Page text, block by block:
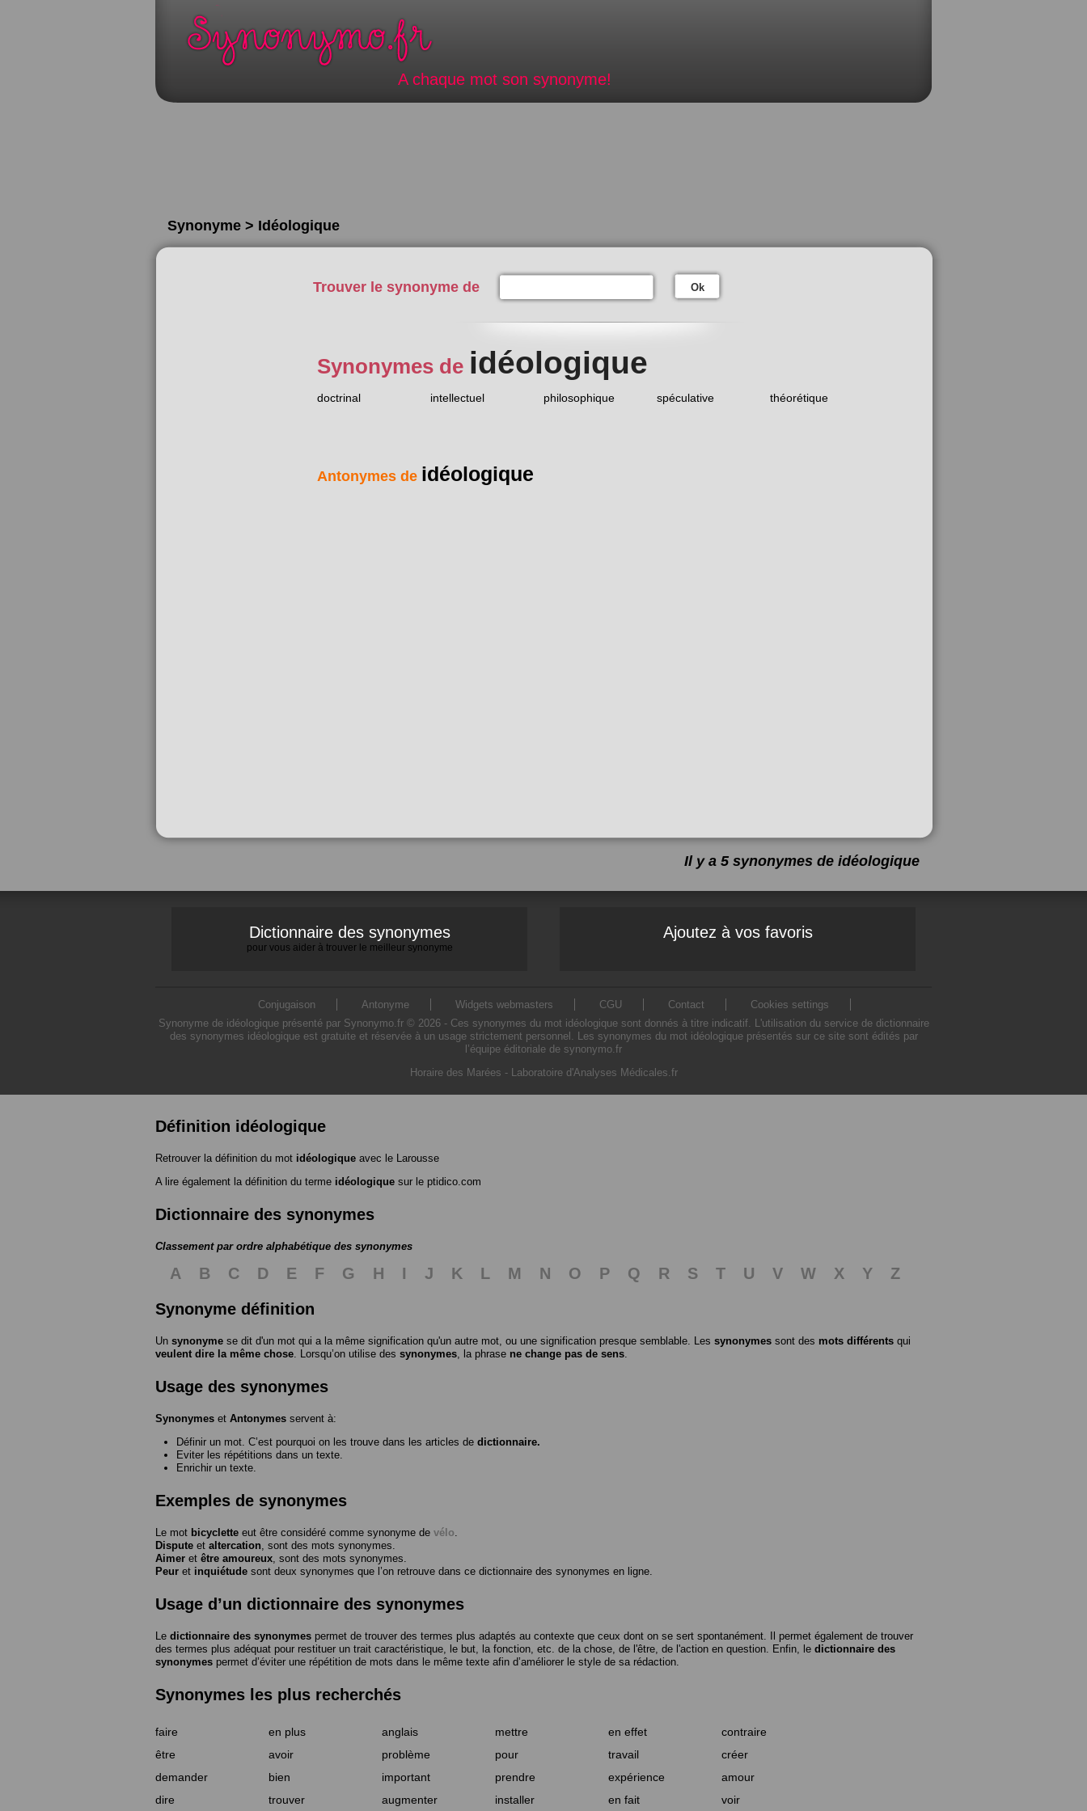
A chaque mot son synonyme!
Synonyme > Idéologique
Trouver le synonyme de Ok
Synonymes de idéologique
doctrinal intellectuel philosophique spéculative théorétique
Antonymes de idéologique
Il y a 5 synonymes de idéologique
Dictionnaire des synonymes
pour vous aider à trouver le meilleur synonyme
Ajoutez à vos favoris
Conjugaison Antonyme Widgets webmasters CGU Contact
Cookies settings
Synonyme de idéologique présenté par Synonymo.fr © 2026 - Ces synonymes du mot idéologique sont donnés à titre indicatif. L'utilisation du service de dictionnaire
des synonymes idéologique est gratuite et réservée à un usage strictement personnel. Les synonymes du mot idéologique présentés sur ce site sont édités par
l’équipe éditoriale de synonymo.fr
Horaire des Marées - Laboratoire d'Analyses Médicales.fr
Définition idéologique
Retrouver la définition du mot idéologique avec le Larousse
A lire également la définition du terme idéologique sur le ptidico.com
Dictionnaire des synonymes
Classement par ordre alphabétique des synonymes
A B C D E F G H I J K L M N O P Q R S T U V W X Y
Z
Synonyme définition
Un synonyme se dit d'un mot qui a la même signification qu'un autre mot, ou une signification presque semblable. Les synonymes sont des mots différents qui
veulent dire la même chose . Lorsqu’on utilise des synonymes , la phrase ne change pas de sens
Usage des synonymes
Synonymes et Antonymes servent à:
Définir un mot. C’est pourquoi on les trouve dans les articles de dictionnaire.
Eviter les répétitions dans un texte.
Enrichir un texte.
Exemples de synonymes
Le mot bicyclette eut être considéré comme synonyme de vélo
Dispute et altercation , sont des mots synonymes.
Aimer et être amoureux , sont des mots synonymes.
Peur et inquiétude sont deux synonymes que l’on retrouve dans ce dictionnaire des synonymes en ligne.
Usage d’un dictionnaire des synonymes
Le dictionnaire des synonymes permet de trouver des termes plus adaptés au contexte que ceux dont on se sert spontanément. Il permet également de trouver
des termes plus adéquat pour restituer un trait caractéristique, le but, la fonction, etc. de la chose, de l'être, de l'action en question. Enfin, le dictionnaire des
synonymes permet d’éviter une répétition de mots dans le même texte afin d’améliorer le style de sa rédaction.
Synonymes les plus recherchés
faire en plus anglais mettre en effet
contraire
être
avoir problème pour travail
créer
demander
bien important prendre expérience
amour
dire
trouver augmenter installer en fait voir